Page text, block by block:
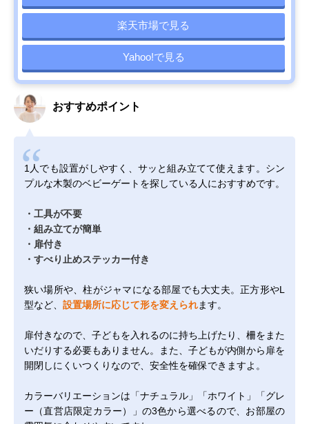
楽天市場で見る
Yahoo!で見る
おすすめポイント
1人でも設置がしやすく、サッと組み立てて使えます。シン
プルな木製のベビーゲートを探している人におすすめです。
・工具が不要
・組み立てが簡単
・扉付き
・すべり止めステッカー付き
狭い場所や、柱がジャマになる部屋でも大丈夫。正方形やL
型など、 設置場所に応じて形を変えられます。
扉付きなので、子どもを入れるのに持ち上げたり、柵をまた
いだりする必要もありません。また、子どもが内側から扉を
開閉しにくいつくりなので、安全性を確保できますよ。
カラーバリエーションは「ナチュラル」「ホワイト」「グレ
ー（直営店限定カラー）」の3色から選べるので、お部屋の